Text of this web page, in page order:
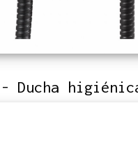
- Ducha